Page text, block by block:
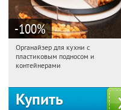
-100%
19:21:19 Получили:
Россия
Органайзер для кухни с
пластиковым подносом и
контейнерами
Купить